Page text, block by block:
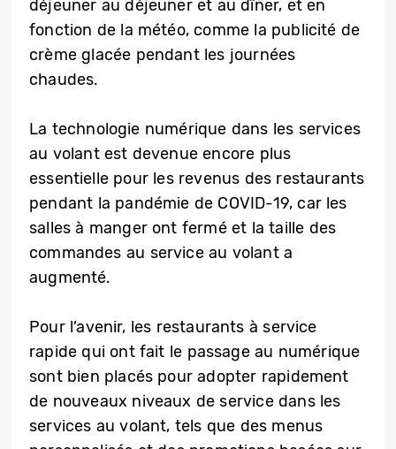
déjeuner au déjeuner et au dîner, et en
fonction de la météo, comme la publicité de
crème glacée pendant les journées
chaudes.
La technologie numérique dans les services
au volant est devenue encore plus
essentielle pour les revenus des restaurants
pendant la pandémie de COVID-19, car les
salles à manger ont fermé et la taille des
commandes au service au volant a
augmenté.
Pour l’avenir, les restaurants à service
rapide qui ont fait le passage au numérique
sont bien placés pour adopter rapidement
de nouveaux niveaux de service dans les
services au volant, tels que des menus